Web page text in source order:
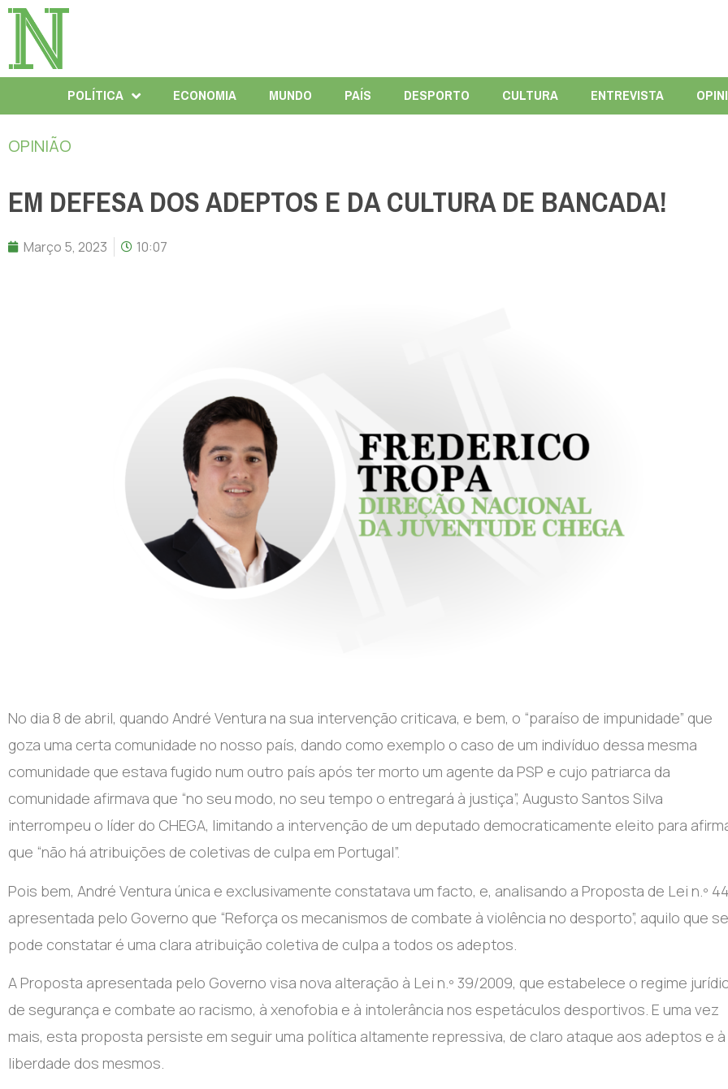
POLÍTICA ECONOMIA MUNDO PAÍS DESPORTO CULTURA ENTREVISTA
OPINIÃO
EM DEFESA DOS ADEPTOS E DA CULTURA DE BANCADA!
Março 5, 2023 10:07
No dia 8 de abril, quando André Ventura na sua intervenção criticava, e bem, o “paraíso de impunidade” que
goza uma certa comunidade no nosso país, dando como exemplo o caso de um indivíduo dessa mesma
comunidade que estava fugido num outro país após ter morto um agente da PSP e cujo patriarca da
comunidade afirmava que “no seu modo, no seu tempo o entregará à justiça”, Augusto Santos Silva
interrompeu o líder do CHEGA, limitando a intervenção de um deputado democraticamente eleito para
que “não há atribuições de coletivas de culpa em Portugal”.
Pois bem, André Ventura única e exclusivamente constatava um facto, e, analisando a Proposta de Lei n.º 44
apresentada pelo Governo que “Reforça os mecanismos de combate à violência no desporto”, aquilo que se
pode constatar é uma clara atribuição coletiva de culpa a todos os adeptos.
A Proposta apresentada pelo Governo visa nova alteração à Lei n.º 39/2009, que estabelece o regime
de segurança e combate ao racismo, à xenofobia e à intolerância nos espetáculos desportivos. E uma vez
mais, esta proposta persiste em seguir uma política altamente repressiva, de claro ataque aos adeptos e à
liberdade dos mesmos.